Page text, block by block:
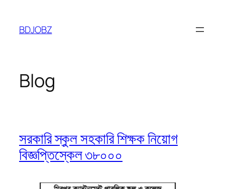
content
BDJOBZ
Blog
সরকারি স্কুল সহকারি শিক্ষক নিয়োগ
বিজ্ঞপ্তিস্কেল ৩৮০০০